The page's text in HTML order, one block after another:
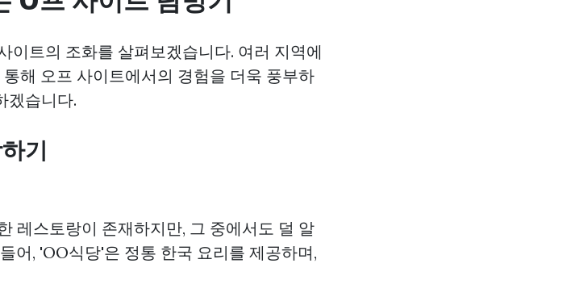
이트의 조화를 살펴보겠습니다. 여러 지역에
해 오프 사이트에서의 경험을 더욱 풍부하
겠습니다.
기
레스토랑이 존재하지만, 그 중에서도 덜 알
어, 'OO식당'은 정통 한국 요리를 제공하며,